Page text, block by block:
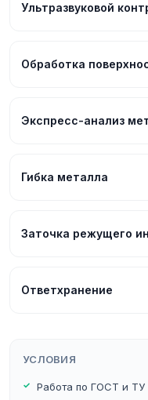
Ультразвуковой
Обработка
Экспресс-анализ
Гибка металла
Заточка режущего
Ответхранение
УСЛОВИЯ
Работа по ГОСТ и ТУ